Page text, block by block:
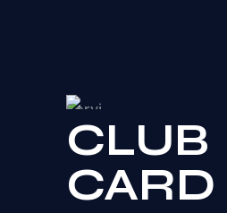
CLUB
CARD